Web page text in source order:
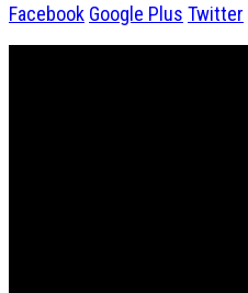
Facebook Google Plus Twitter